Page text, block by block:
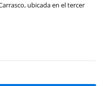
ubicada en el tercer